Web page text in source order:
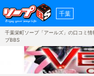
千葉
千葉栄町ソープ「アールズ」の口コミ
プBBS